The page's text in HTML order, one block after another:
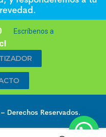
Escríbenos a
– Derechos Reservados.